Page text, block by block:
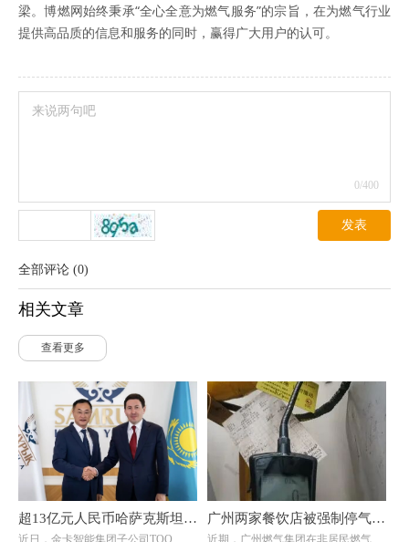
0/400
发表
全部评论 (0)
相关文章
查看更多
梁。博燃网始终秉承“全心全意为燃气服务”的宗旨，在为燃气行业
提供高品质的信息和服务的同时，赢得广大用户的认可。
超13亿元人民币哈萨克斯坦大
近日，金卡智能集团子公司ТОО
广州两家餐饮店被强制停气！
近期，广州燃气集团在非居民燃气安